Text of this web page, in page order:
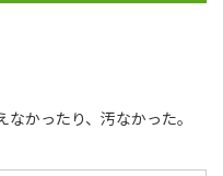
かったり、汚なかった。